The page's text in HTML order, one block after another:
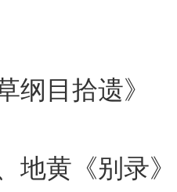
纲目拾遗》
地黄《别录